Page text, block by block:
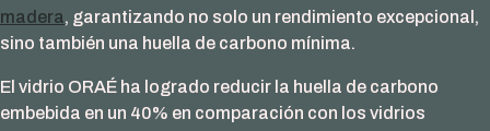
madera, garantizando no solo un rendimiento excepcional,
sino también una huella de carbono mínima.
El vidrio ORAÉ ha logrado reducir la huella de carbono
embebida en un 40% en comparación con los vidrios